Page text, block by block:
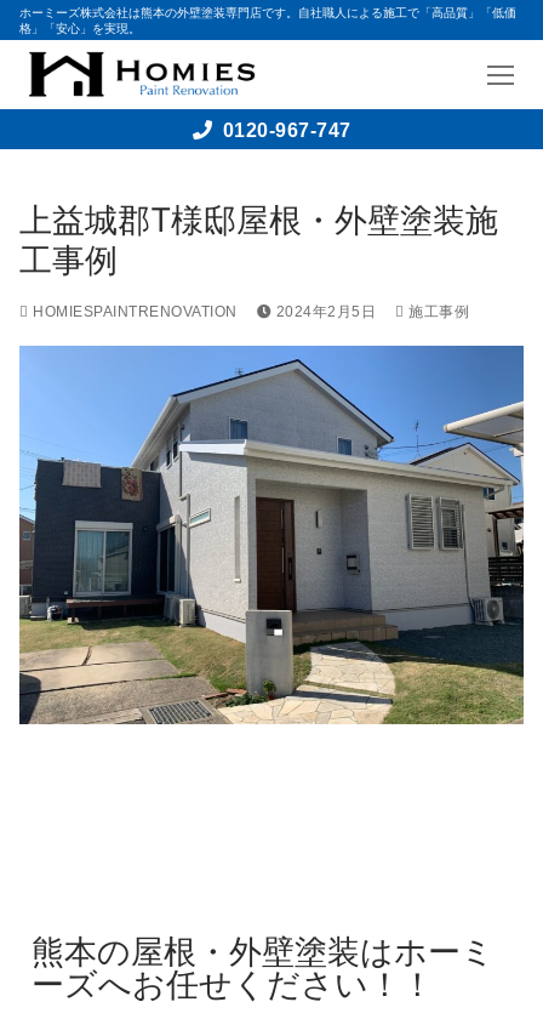
ホーミーズ株式会社は熊本の外壁塗装専門店です。自社職人による施工で「高品質」「低価
格」「安心」を実現。
0120-967-747
上益城郡T様邸屋根・外壁塗装施
工事例
HOMIESPAINTRENOVATION 2024年2月5日 施工事例
熊本の屋根・外壁塗装はホーミ
ーズへお任せください！！